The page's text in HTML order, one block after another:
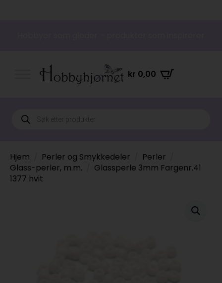
kr 0,00
Products
search
Hjem Perler og Smykkedeler
Perler
Glass-perler, m.m.
Glassperle 3mm Fargenr.41
1377 hvit